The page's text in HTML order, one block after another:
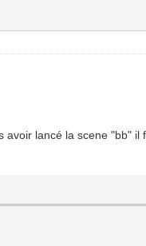
lancé la scene "bb" il